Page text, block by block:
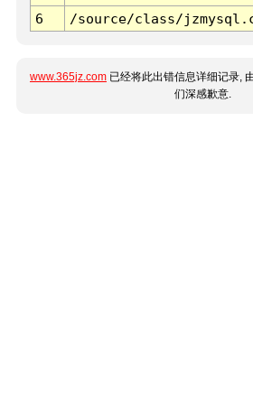
6 /source/class/
www.365jz.com 已经将此出错信息详细记录,
们深感歉意.